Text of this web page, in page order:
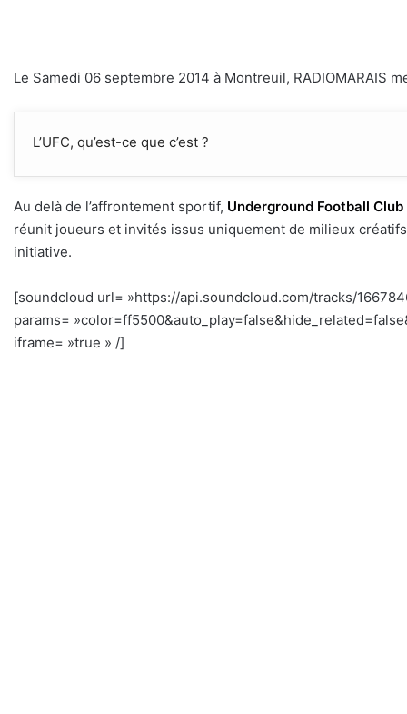
Le Samedi 06 septembre 2014 à Montreuil, RADIOMARAIS
L’UFC, qu’est-ce que c’est ?
Au delà de l’affrontement sportif, Underground Football Club
réunit joueurs et invités issus uniquement de milieux
initiative.
[soundcloud url= »https://api.soundcloud.com/tracks/
params=
iframe= »true » /]